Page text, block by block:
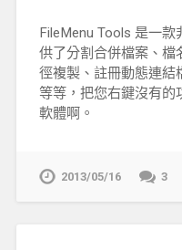
FileMenu Tools 是一
供了分割合併檔案、檔
徑複製、註冊動態連結
等等，把您右鍵沒有的
軟體啊。
2013/05/16 3